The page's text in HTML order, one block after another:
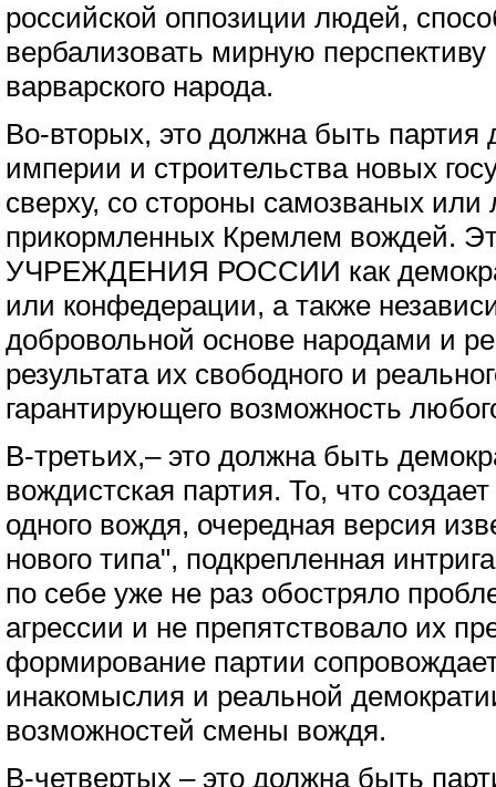
российской оппозиции людей,
вербализовать мирную
варварского народа.
Во-вторых, это должна быть партия
империи и строительства новых
сверху, со стороны самозваных или
прикормленных Кремлем вождей.
УЧРЕЖДЕНИЯ РОССИИ как
или конфедерации, а также
добровольной основе народами и
результата их свободного и
гарантирующего возможность
В-третьих,– это должна быть
вождистская партия. То, что
одного вождя, очередная версия
нового типа", подкрепленная
по себе уже не раз обостряло
агрессии и не препятствовало их
формирование партии
инакомыслия и реальной
возможностей смены вождя.
В-четвертых – это должна быть